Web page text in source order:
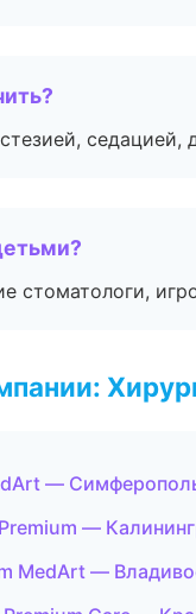
седацией,
стоматологи,
—
—
MedArt —